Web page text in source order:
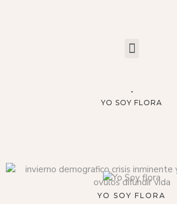
YO SOY FLORA
YO SOY FLORA